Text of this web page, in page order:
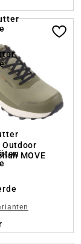
Outdoor
MOVE